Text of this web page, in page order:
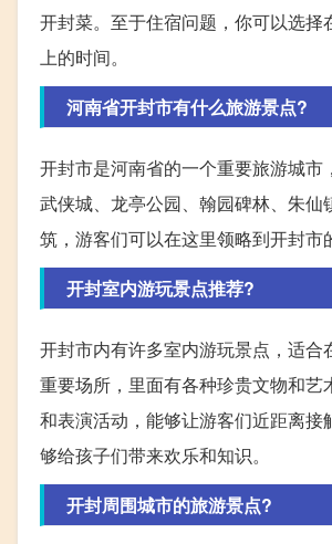
开封菜。至于住宿问题，你可以选
上的时间。
河南省开封市有什么旅游景点?
开封市是河南省的一个重要旅游城
武侠城、龙亭公园、翰园碑林、朱
筑，游客们可以在这里领略到开封市
开封室内游玩景点推荐?
开封市内有许多室内游玩景点，适
重要场所，里面有各种珍贵文物和
和表演活动，能够让游客们近距离
够给孩子们带来欢乐和知识。
开封周围城市的旅游景点?